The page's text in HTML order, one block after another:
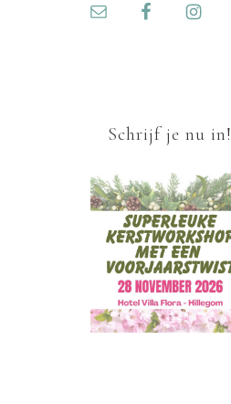
Schrijf je nu in!